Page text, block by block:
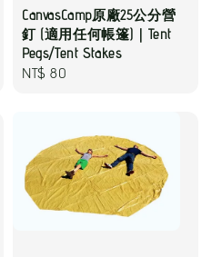
CanvasCamp原廠25公分營
釘 (適用任何帳篷)｜Tent
Pegs/Tent Stakes
Regular
NT$ 80